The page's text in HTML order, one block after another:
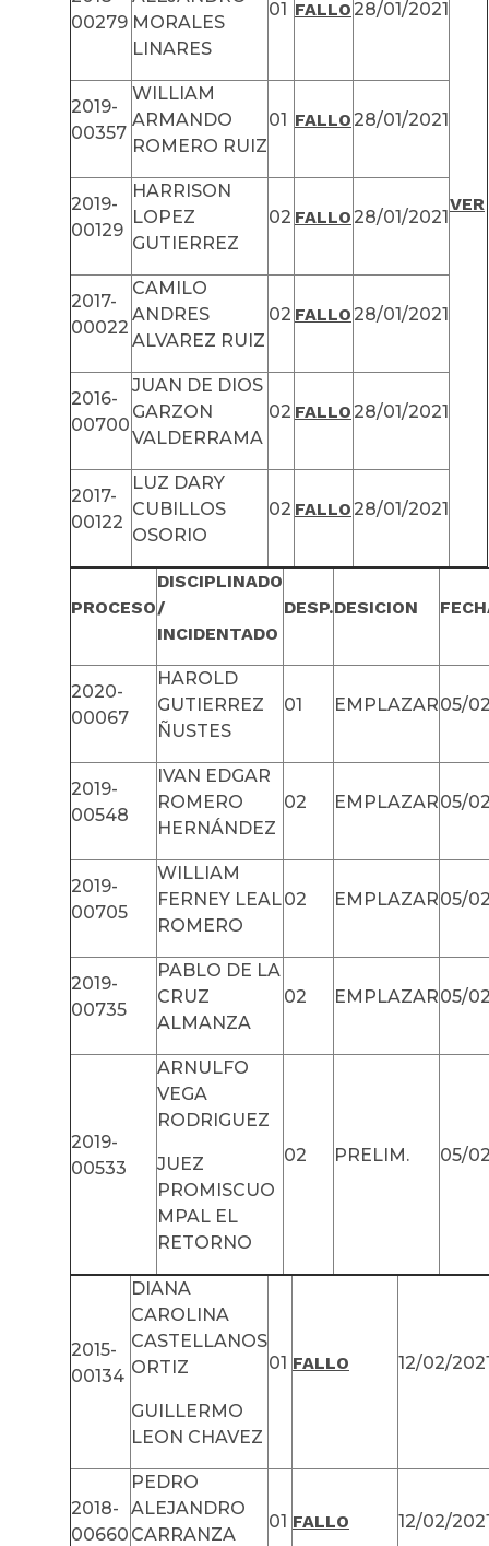
VER
00279 MORALES
LINARES
01 FALLO28/01/2021
2019-
00357
WILLIAM
ARMANDO
ROMERO RUIZ
01 FALLO28/01/2021
2019-
00129
HARRISON
LOPEZ
GUTIERREZ
02 FALLO28/01/2021
2017-
00022
CAMILO
ANDRES
ALVAREZ RUIZ
02 FALLO28/01/2021
2016-
00700
JUAN DE DIOS
GARZON
VALDERRAMA
02 FALLO28/01/2021
2017-
00122
LUZ DARY
CUBILLOS
OSORIO
02 FALLO28/01/2021
PROCESO
DISCIPLINADO
/
INCIDENTADO
DESP.DESICION
2020-
00067
HAROLD
GUTIERREZ
ÑUSTES
01 EMPLAZAR05/
2019-
00548
IVAN EDGAR
ROMERO
HERNÁNDEZ
02 EMPLAZAR05/
2019-
00705
WILLIAM
FERNEY LEAL
ROMERO
02 EMPLAZAR05/
2019-
00735
PABLO DE LA
CRUZ
ALMANZA
02 EMPLAZAR05/
2019-
00533
ARNULFO
VEGA
RODRIGUEZ
JUEZ
PROMISCUO
MPAL EL
RETORNO
02 PRELIM. 05/
2015-
00134
DIANA
CAROLINA
CASTELLANOS
ORTIZ
GUILLERMO
LEON CHAVEZ
01 FALLO 12/02/
2018-
00660
PEDRO
ALEJANDRO
CARRANZA
01 FALLO 12/02/